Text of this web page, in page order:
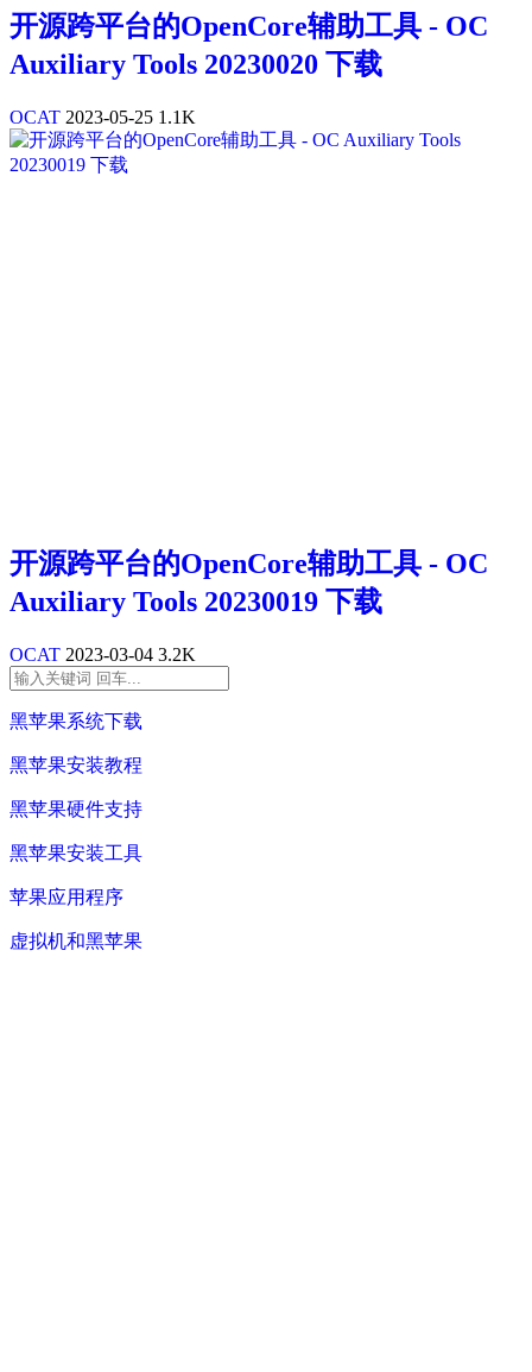
开源跨平台的OpenCore辅助工具 - OC
Auxiliary Tools 20230020 下载
OCAT 2023-05-25 1.1K
开源跨平台的OpenCore辅助工具 - OC
Auxiliary Tools 20230019 下载
OCAT 2023-03-04 3.2K
黑苹果系统下载
黑苹果安装教程
黑苹果硬件支持
黑苹果安装工具
苹果应用程序
虚拟机和黑苹果